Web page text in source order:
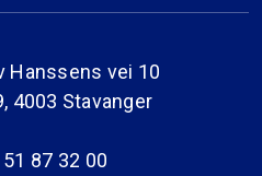
Hanssens vei 10
4003 Stavanger
87 32 00